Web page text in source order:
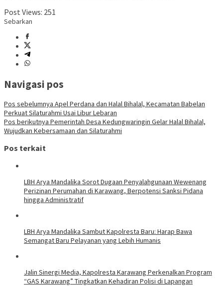
Post Views: 251
Sebarkan
Navigasi pos
Pos sebelumnya Apel Perdana dan Halal Bihalal, Kecamatan Babelan
Perkuat Silaturahmi Usai Libur Lebaran
Pos berikutnya Pemerintah Desa Kedungwaringin Gelar Halal Bihalal,
Wujudkan Kebersamaan dan Silaturahmi
Pos terkait
LBH Arya Mandalika Sorot Dugaan Penyalahgunaan Wewenang
Perizinan Perumahan di Karawang, Berpotensi Sanksi Pidana
hingga Administratif
LBH Arya Mandalika Sambut Kapolresta Baru: Harap Bawa
Semangat Baru Pelayanan yang Lebih Humanis
Jalin Sinergi Media, Kapolresta Karawang Perkenalkan Program
“GAS Karawang” Tingkatkan Kehadiran Polisi di Lapangan